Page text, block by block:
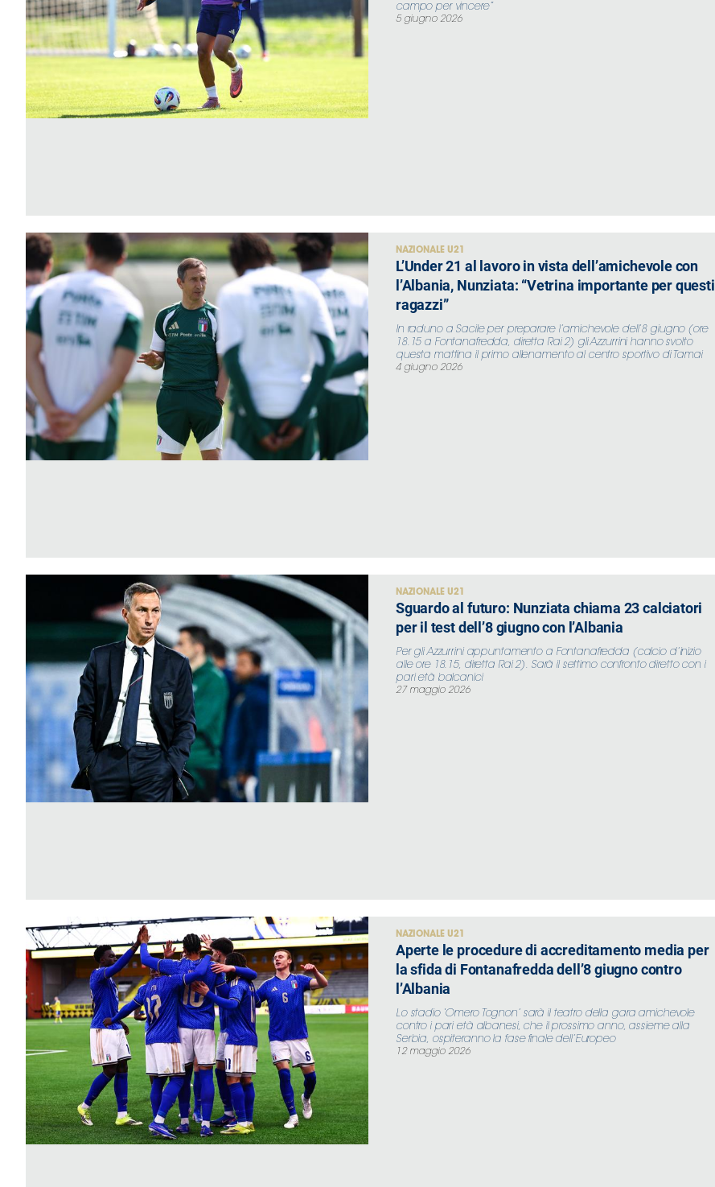
campo per vincere”
5 giugno 2026
NAZIONALE U21
L’Under 21 al lavoro in vista dell’amichevole con
l’Albania, Nunziata: “Vetrina importante per questi
ragazzi”
In raduno a Sacile per preparare l’amichevole dell’8 giugno (ore
18.15 a Fontanafredda, diretta Rai 2) gli Azzurrini hanno svolto
questa mattina il primo allenamento al centro sportivo di Tamai
4 giugno 2026
NAZIONALE U21
Sguardo al futuro: Nunziata chiama 23 calciatori
per il test dell’8 giugno con l’Albania
Per gli Azzurrini appuntamento a Fontanafredda (calcio d’inizio
alle ore 18.15, diretta Rai 2). Sarà il settimo confronto diretto con i
pari età balcanici
27 maggio 2026
NAZIONALE U21
Aperte le procedure di accreditamento media per
la sfida di Fontanafredda dell’8 giugno contro
l’Albania
Lo stadio ‘Omero Tognon’ sarà il teatro della gara amichevole
contro i pari età albanesi, che il prossimo anno, assieme alla
Serbia, ospiteranno la fase finale dell’Europeo
12 maggio 2026